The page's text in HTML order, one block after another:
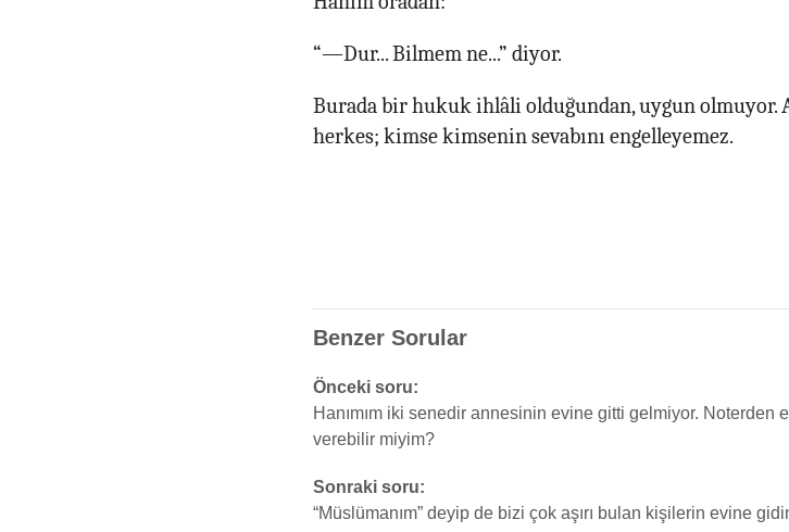
“—Dur... Bilmem ne...” diyor.
Burada bir hukuk ihlâli olduğundan, uygun olmuyor.
herkes; kimse kimsenin sevabını engelleyemez.
Benzer Sorular
Önceki soru:
Hanımım iki senedir annesinin evine gitti gelmiyor. Noterden
verebilir miyim?
Sonraki soru:
“Müslümanım” deyip de bizi çok aşırı bulan kişilerin evine